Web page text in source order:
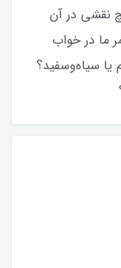
نقشی در آن
ما در خواب
سیاه‌وسفید؟